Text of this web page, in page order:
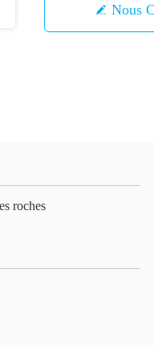
Nous
roches